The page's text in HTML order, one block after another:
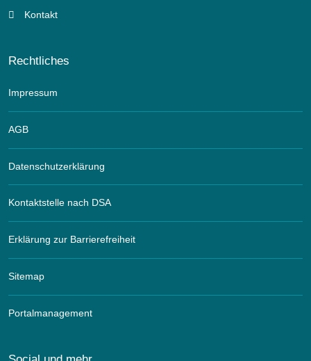
Kontakt
Rechtliches
Impressum
AGB
Datenschutzerklärung
Kontaktstelle nach DSA
Erklärung zur Barrierefreiheit
Sitemap
Portalmanagement